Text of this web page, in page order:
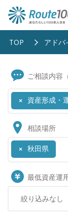
TOP アドバ
ご相談内容
× 資産形成・
相談場所
× 秋田県
最低資産運